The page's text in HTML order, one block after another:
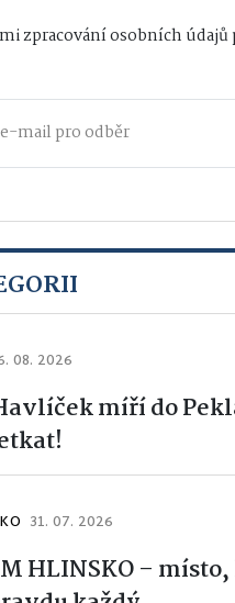
zpracování osobních údajů
08. 2026
míří do
31. 07. 2026
HLINSKO –